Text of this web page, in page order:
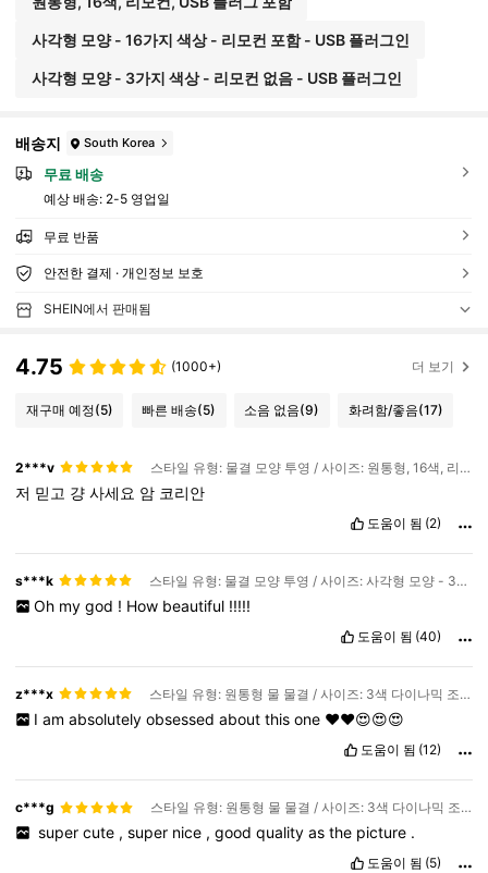
사각형 모양 - 16가지 색상 - 리모컨 포함 - USB 플러그인
사각형 모양 - 3가지 색상 - 리모컨 없음 - USB 플러그인
배송지 South Korea
무료 배송
예상 배송: 2-5 영업일
무료 반품
안전한 결제 · 개인정보 보호
SHEIN에서 판매됨
4.75 (1000+) 더 보기
재구매 예정(5) 빠른 배송(5) 소음 없음(9) 화려함/좋음(17)
2***v 스타일 유형: 물결 모양 투영 / 사이즈: 원통형, 16색, 리모컨, USB 플러그 포함
저 믿고 걍사세요 암 코리안
도움이 됨 (2)
s***k 스타일 유형: 물결 모양 투영 / 사이즈: 사각형 모양 - 3가지 색상 - 리모컨 없음 - USB 플러그인
Oh my god ! How beautiful !!!!!
도움이 됨 (40)
z***x 스타일 유형: 원통형 물 물결 / 사이즈: 3색 다이나믹 조명 효과 + 터치-리모컨 없음
I am absolutely obsessed about this one ❤️❤️😍😍😍
도움이 됨 (12)
c***g 스타일 유형: 원통형 물 물결 / 사이즈: 3색 다이나믹 조명 효과 + 터치-리모컨 없음
super cute , super nice , good quality as the picture .
도움이 됨 (5)